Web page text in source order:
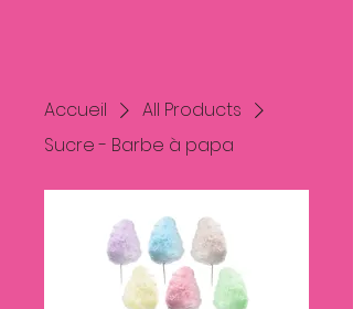
Accueil
All Products
Sucre - Barbe à papa